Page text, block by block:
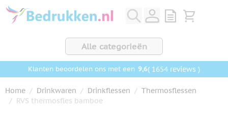
Ga naar de inhoud
View quote,
Bekijk
Alle categorieën
Klanten beoordelen ons met een 9,6( 1654 reviews )
Home / Drinkwaren / Drinkflessen / Thermosflessen
/ RVS thermosfles bamboe